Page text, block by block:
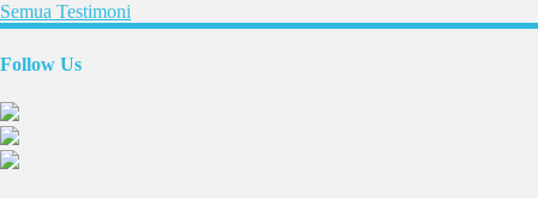
Semua Testimoni
Follow Us